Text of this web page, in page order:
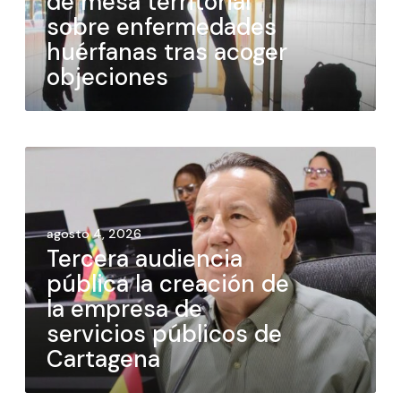
sobre enfermedades
huérfanas tras acoger
objeciones
agosto 4, 2026
Tercera audiencia
pública la creación de
la empresa de
servicios públicos de
Cartagena